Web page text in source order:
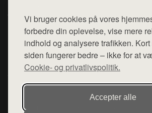
Vi bruger cookies på vores
forbedre din oplevelse, vise mere
indhold og analysere trafikken. Kort
siden fungerer bedre – ikke for at
Cookie- og privatlivspolitik.
Accepter alle
Top Rabatter
Blog
Kontakt
Mail:
Denne side er en del af want.dk, der
hjemmesider med præsentation af